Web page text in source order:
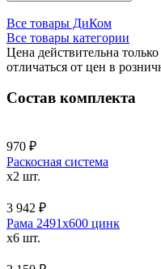
Все товары ДиКом
Все товары категории
Цена действительна
отличаться от цен в
Состав комплекта
970 ₽
Раскосная система
x2 шт.
3 942 ₽
Рама 2491x600 цинк
x6 шт.